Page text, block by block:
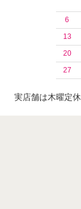
6
13
20
27
実店舗は木曜定